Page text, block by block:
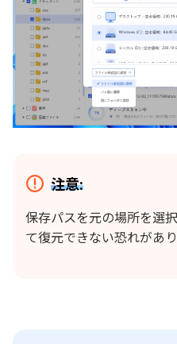
注意:
保存パスを元の場所を選
て復元できない恐れがあり